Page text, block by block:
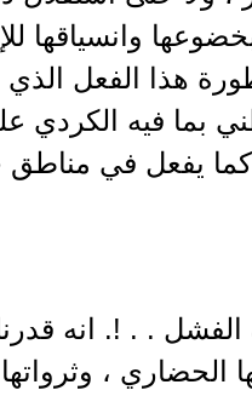
وانسياقها
هذا الفعل
بما فيه الكردي
كما يفعل في
. . !. انه
الحضاري ،